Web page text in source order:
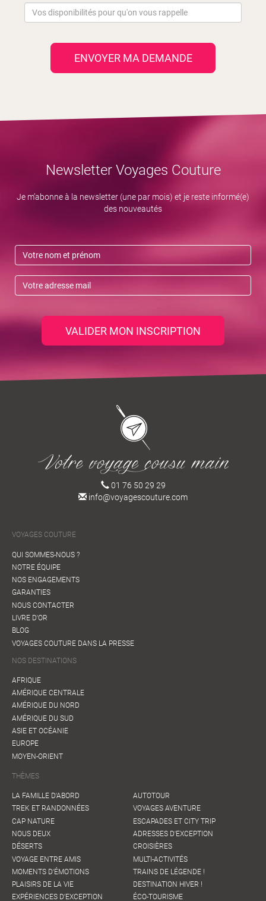
ENVOYER MA DEMANDE
Newsletter Voyages Couture
Je m’abonne à la newsletter (une par mois) et je reste informé(e)
des nouveautés
VALIDER MON INSCRIPTION
01 76 50 29 29
info@voyagescouture.com
VOYAGES COUTURE
QUI SOMMES-NOUS ?
NOTRE ÉQUIPE
NOS ENGAGEMENTS
GARANTIES
NOUS CONTACTER
LIVRE D'OR
BLOG
VOYAGES COUTURE DANS LA PRESSE
NOS DESTINATIONS
AFRIQUE
AMÉRIQUE CENTRALE
AMÉRIQUE DU NORD
AMÉRIQUE DU SUD
ASIE ET OCÉANIE
EUROPE
MOYEN-ORIENT
THÈMES
LA FAMILLE D'ABORD
TREK ET RANDONNÉES
CAP NATURE
NOUS DEUX
DÉSERTS
VOYAGE ENTRE AMIS
MOMENTS D'ÉMOTIONS
PLAISIRS DE LA VIE
EXPÉRIENCES D'EXCEPTION
AUTOTOUR
VOYAGES AVENTURE
ESCAPADES ET CITY TRIP
ADRESSES D'EXCEPTION
CROISIÈRES
MULTI-ACTIVITÉS
TRAINS DE LÉGENDE !
DESTINATION HIVER !
ÉCO-TOURISME